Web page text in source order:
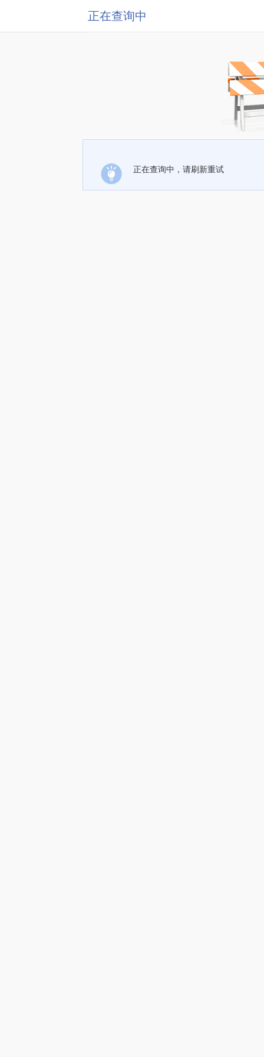
正在查询中
正在查询中，请刷新重试